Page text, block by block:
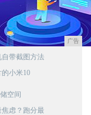
广告
带截图方法
的小米10
空间
虑？跑分最